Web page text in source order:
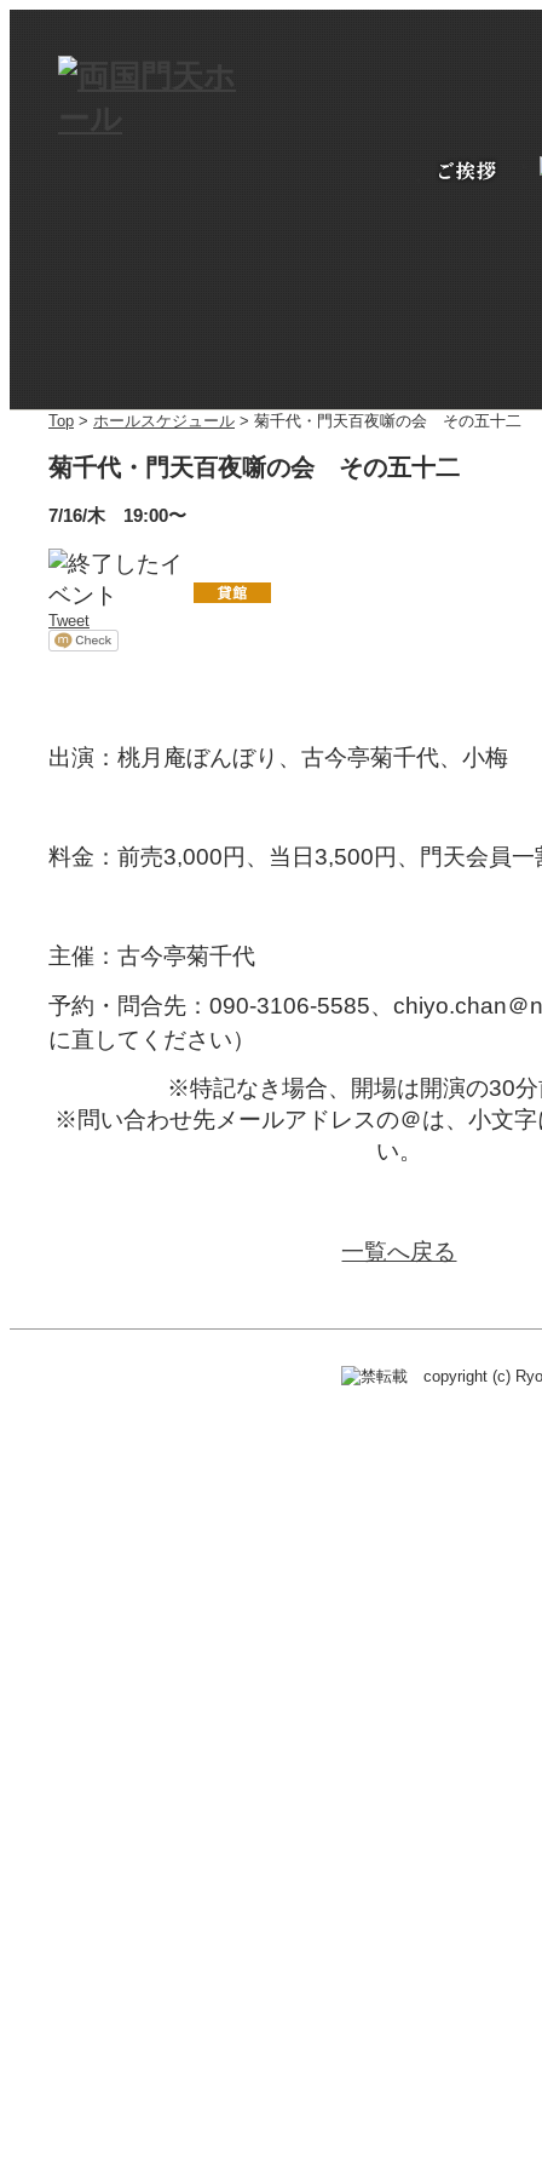
Top > ホールスケジュール > 菊千代・門天百夜噺の会 その五十二
菊千代・門天百夜噺の会 その五十二
7/16/木 19:00〜
Tweet
出演：桃月庵ぼんぼり、古今亭菊千代、小梅
料金：前売3,000円、当日3,500円、門天会員一
主催：古今亭菊千代
予約・問合先：090-3106-5585、chiyo.chan＠
に直してください）
※特記なき場合、開場は開演の30
※問い合わせ先メールアドレスの＠は、小文
い。
一覧へ戻る